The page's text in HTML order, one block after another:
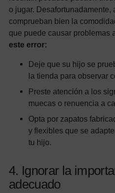
o jugar. Desafortunadamente,
comprueban bien la
que puede causar problemas
este error:
Deje que su hijo se
la tienda para observar
Preste atención a los
muecas o renuencia a
Opta por zapatos
y flexibles que se
tu hijo.
4. Ignorar la
adecuado